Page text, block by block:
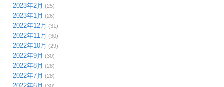
2023年2月 (25)
2023年1月 (26)
2022年12月 (31)
2022年11月 (30)
2022年10月 (29)
2022年9月 (30)
2022年8月 (28)
2022年7月 (28)
2022年6月 (30)